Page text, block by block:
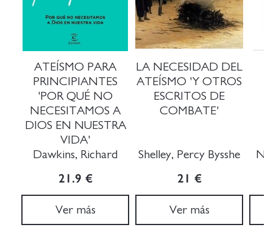
ATEÍSMO PARA
PRINCIPIANTES
'POR QUÉ NO
NECESITAMOS A
DIOS EN NUESTRA
VIDA'
Dawkins, Richard
21.9 €
Ver más
LA NECESIDAD DEL
ATEÍSMO 'Y OTROS
ESCRITOS DE
COMBATE'
Shelley, Percy Bysshe
21 €
Ver más